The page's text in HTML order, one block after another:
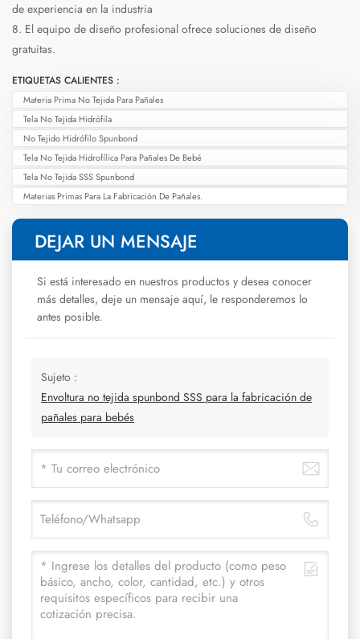
de experiencia en la industria
8. El equipo de diseño profesional ofrece soluciones de diseño
gratuitas.
ETIQUETAS CALIENTES :
Materia Prima No Tejida Para Pañales
Tela No Tejida Hidrófila
No Tejido Hidrófilo Spunbond
Tela No Tejida Hidrofílica Para Pañales De Bebé
Tela No Tejida SSS Spunbond
Materias Primas Para La Fabricación De Pañales.
DEJAR UN MENSAJE
Si está interesado en nuestros productos y desea conocer
más detalles, deje un mensaje aquí, le responderemos lo
antes posible.
Sujeto :
Envoltura no tejida spunbond SSS para la fabricación de
pañales para bebés